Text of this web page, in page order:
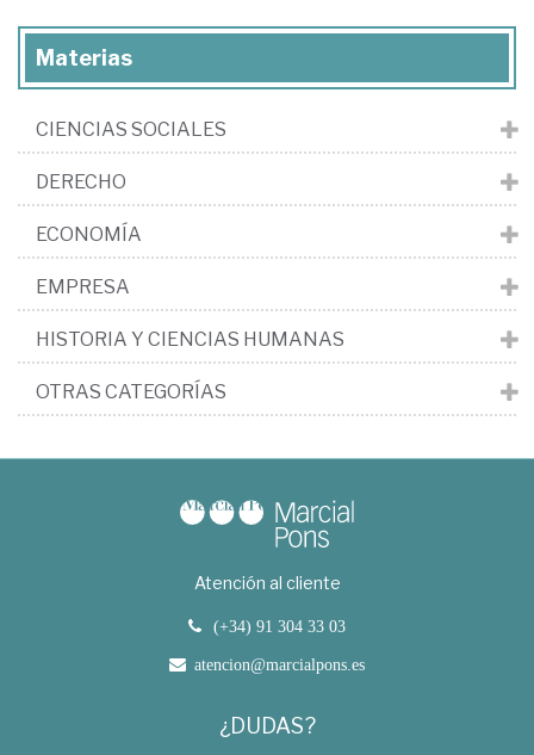
Materias
CIENCIAS SOCIALES
DERECHO
ECONOMÍA
EMPRESA
HISTORIA Y CIENCIAS HUMANAS
OTRAS CATEGORÍAS
Atención al cliente
(+34) 91 304 33 03
atencion@marcialpons.es
¿DUDAS?